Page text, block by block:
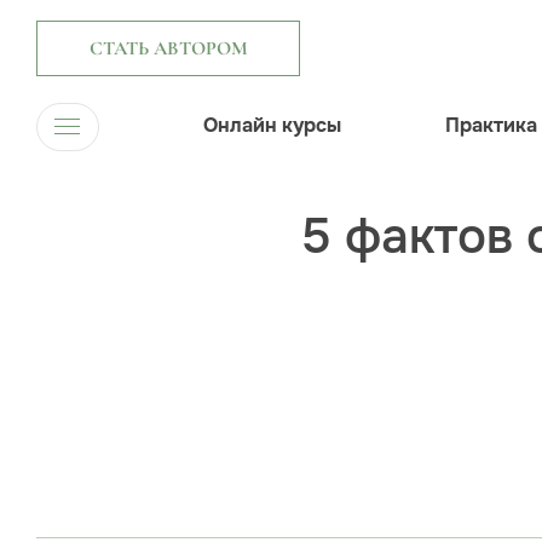
СТАТЬ АВТОРОМ
Онлайн курсы Практика
5 фактов